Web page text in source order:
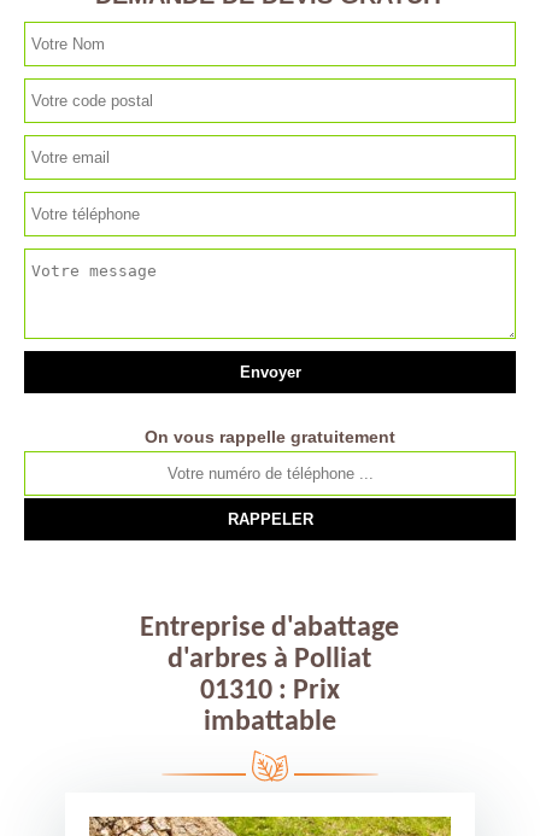
On vous rappelle gratuitement
Entreprise d'abattage
d'arbres à Polliat
01310 : Prix
imbattable